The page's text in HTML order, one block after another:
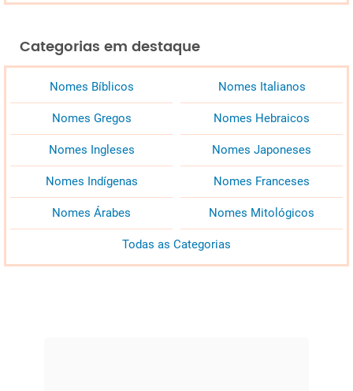
Categorias em destaque
Nomes Bíblicos Nomes Italianos
Nomes Gregos Nomes Hebraicos
Nomes Ingleses Nomes Japoneses
Nomes Indígenas Nomes Franceses
Nomes Árabes Nomes Mitológicos
Todas as Categorias